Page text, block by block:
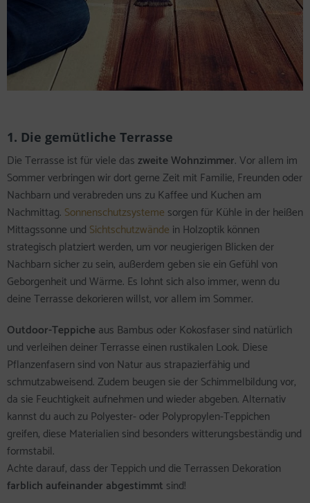
1. Die gemütliche Terrasse
Die Terrasse ist für viele daszweite Wohnzimmer. Vor allem im
Sommer verbringen wir dort gerne Zeit mit Familie, Freunden oder
Nachbarn und verabreden uns zu Kaffee und Kuchen am
Nachmittag. Sonnenschutzsysteme sorgen für Kühle in der heißen
Mittagssonne und Sichtschutzwände in Holzoptik können
strategisch platziert werden, um vor neugierigen Blicken der
Nachbarn sicher zu sein, außerdem geben sie ein Gefühl von
Geborgenheit und Wärme. Es lohnt sich also immer, wenn du
deine Terrasse dekorieren willst, vor allem im Sommer.
Outdoor-Teppicheaus Bambus oder Kokosfaser sind natürlich
und verleihen deiner Terrasse einen rustikalen Look. Diese
Pflanzenfasern sind von Natur aus strapazierfähig und
schmutzabweisend. Zudem beugen sie der Schimmelbildung vor,
da sie Feuchtigkeit aufnehmen und wieder abgeben. Alternativ
kannst du auch zu Polyester- oder Polypropylen-Teppichen
greifen, diese Materialien sind besonders witterungsbeständig und
formstabil.
Achte darauf, dass der Teppich und die Terrassen Dekoration
farblich aufeinander abgestimmt sind!